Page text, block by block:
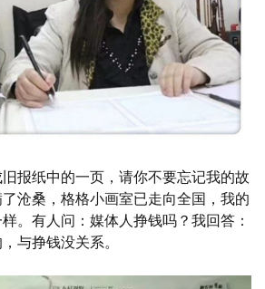
报纸中的一页，请你不要忘记我的故
沧桑，格格小画室已走向全国，我的
。有人问：媒体人挣钱吗？我回答：
与挣钱没关系。